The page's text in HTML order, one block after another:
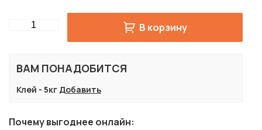
Quantity В корзину
ВАМ ПОНАДОБИТСЯ
Клей - 5кг Добавить
Почему выгоднее онлайн: